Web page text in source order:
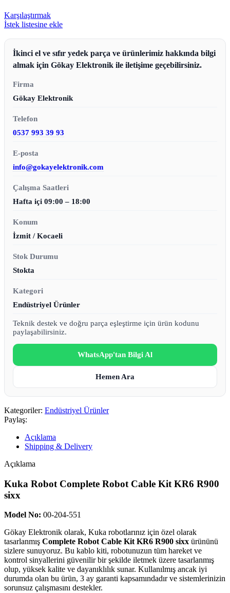
Karşılaştırmak
İstek listesine ekle
İkinci el ve sıfır yedek parça ve ürünlerimiz hakkında bilgi
almak için Gökay Elektronik ile iletişime geçebilirsiniz.
Firma
Gökay Elektronik
Telefon
0537 993 39 93
E-posta
info@gokayelektronik.com
Çalışma Saatleri
Hafta içi 09:00 – 18:00
Konum
İzmit / Kocaeli
Stok Durumu
Stokta
Kategori
Endüstriyel Ürünler
Teknik destek ve doğru parça eşleştirme için ürün kodunu
paylaşabilirsiniz.
WhatsApp'tan Bilgi Al
Hemen Ara
Kategoriler: Endüstriyel Ürünler
Paylaş:
Açıklama
Shipping & Delivery
Açıklama
Kuka Robot Complete Robot Cable Kit KR6 R900
sixx
Model No: 00-204-551
Gökay Elektronik olarak, Kuka robotlarınız için özel olarak
tasarlanmış Complete Robot Cable Kit KR6 R900 sixx ürününü
sizlere sunuyoruz. Bu kablo kiti, robotunuzun tüm hareket ve
kontrol sinyallerini güvenilir bir şekilde iletmek üzere tasarlanmış
olup, yüksek kalite ve dayanıklılık sunar. Kullanılmış ancak iyi
durumda olan bu ürün, 3 ay garanti kapsamındadır ve sistemlerinizin
sorunsuz çalışmasını destekler.